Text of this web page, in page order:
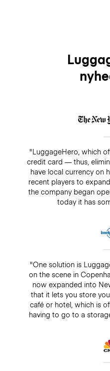
"LuggageHero, which
credit card — thus,
have local currency on
recent players to
the company began
today it has
"One solution is
on the scene in
now expanded into
that it lets you store
café or hotel, which is
having to go to a